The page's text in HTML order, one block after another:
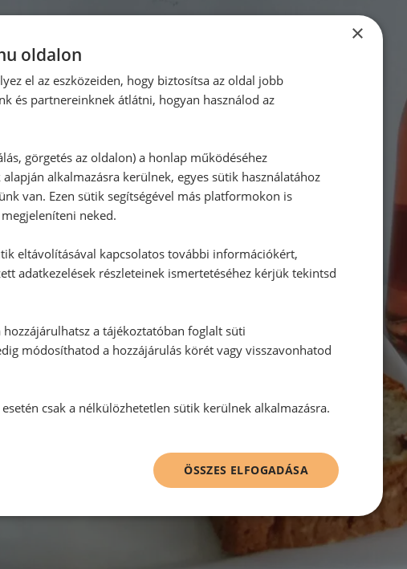
×
oldalon
el az eszközeiden, hogy biztosítsa az oldal jobb
és partnereinknek átlátni, hogyan használod az
görgetés az oldalon) a honlap működéséhez
alkalmazásra kerülnek, egyes sütik használatához
van. Ezen sütik segítségével más platformokon is
neked.
eltávolításával kapcsolatos további információkért,
adatkezelések részleteinek ismertetéséhez kérjük tekintsd
a tájékoztatóban foglalt süti
módosíthatod a hozzájárulás körét vagy visszavonhatod
csak a nélkülözhetetlen sütik kerülnek alkalmazásra.
ÖSSZES ELFOGADÁSA